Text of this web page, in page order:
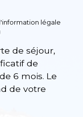
légale
de séjour,
de
6 mois. Le
de votre